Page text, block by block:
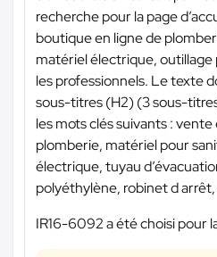
recherche pour la page
boutique en ligne de
matériel électrique,
les professionnels. Le texte
sous-titres (H2) (3 sous-
les mots clés suivants :
plomberie, matériel pour
électrique, tuyau
polyéthylène, robinet d
IR16-6092 a été choisi pour